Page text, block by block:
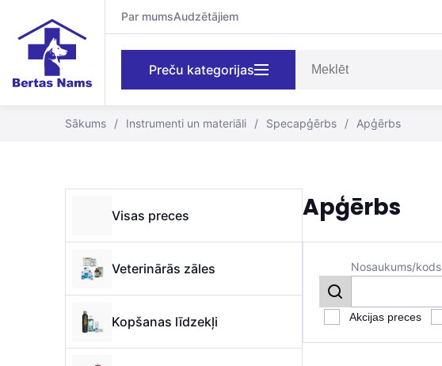
Par mumsAudzētājiem
Preču kategorijas
Sākums / Instrumenti un materiāli / Specapģērbs / Apģērbs
Visas preces
Veterinārās zāles
Kopšanas līdzekļi
Apģērbs
Nosaukums/kods
Akcijas preces